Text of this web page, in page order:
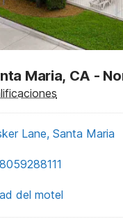
Maria, CA -
Lane, Santa Maria
del motel